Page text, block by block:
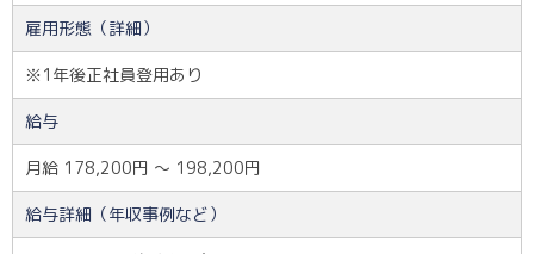
雇用形態（詳細）
※1年後正社員登用あり
給与
月給 178,200円 〜 198,200円
給与詳細（年収事例など）